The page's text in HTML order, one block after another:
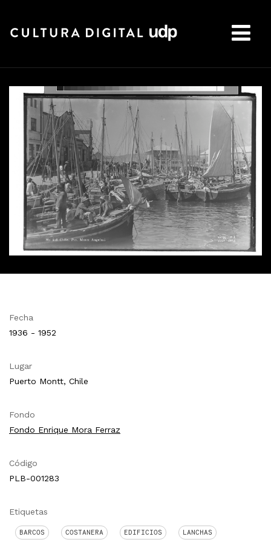
Fecha
1936 - 1952
Lugar
Puerto Montt, Chile
Fondo
Fondo Enrique Mora Ferraz
Código
PLB-001283
Etiquetas
BARCOS COSTANERA EDIFICIOS LANCHAS